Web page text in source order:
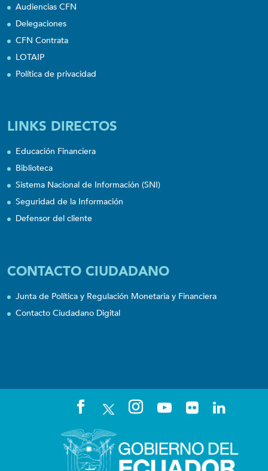
Audiencias CFN
Delegaciones
CFN Contrata
LOTAIP
Política de privacidad
LINKS DIRECTOS
Educación Financiera
Biblioteca
Sistema Nacional de Información (SNI)
Seguridad de la Información
Defensor del cliente
CONTACTO CIUDADANO
Junta de Política y Regulación Monetaria y Financiera
Contacto Ciudadano Digital